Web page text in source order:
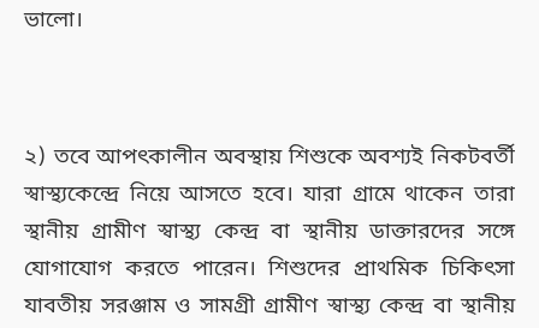
ভালো।
২) তবে আপৎকালীন অবস্থায় শিশুকে অবশ্যই নিকটবর্তী
স্বাস্থ্যকেন্দ্রে নিয়ে আসতে হবে। যারা গ্রামে থাকেন তারা
স্থানীয় গ্রামীণ স্বাস্থ্য কেন্দ্র বা স্থানীয় ডাক্তারদের সঙ্গে
যোগাযোগ করতে পারেন। শিশুদের প্রাথমিক চিকিৎসা
যাবতীয় সরঞ্জাম ও সামগ্রী গ্রামীণ স্বাস্থ্য কেন্দ্র বা স্থানীয়